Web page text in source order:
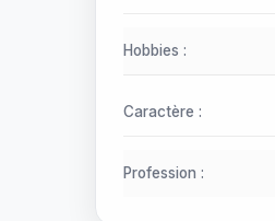
Hobbies :
Caractère :
Profession :